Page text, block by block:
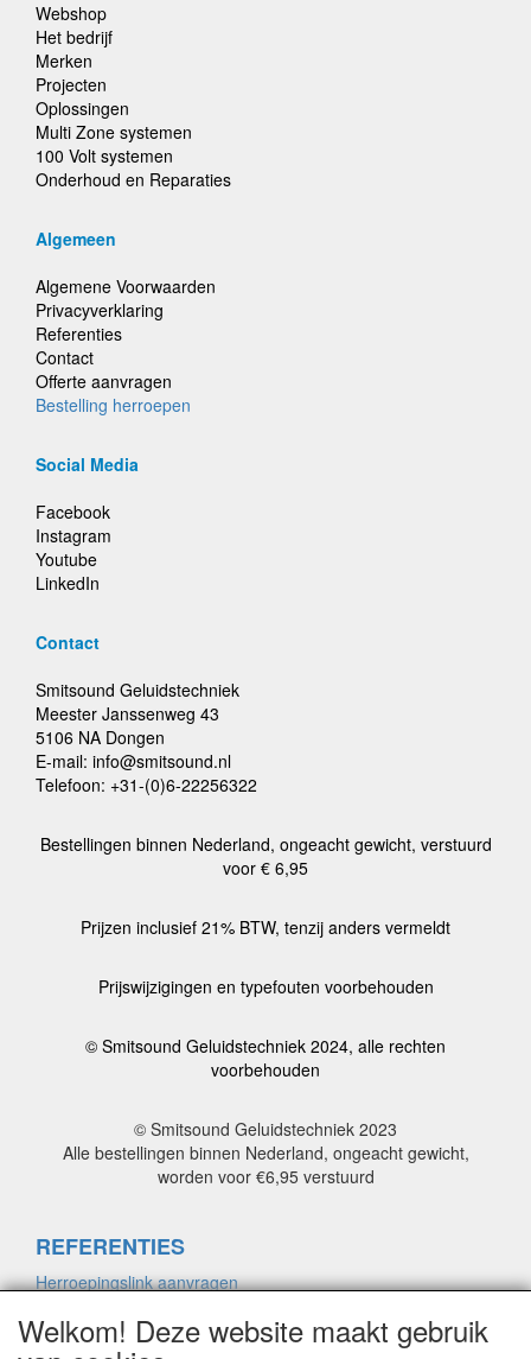
Webshop
Het bedrijf
Merken
Projecten
Oplossingen
Multi Zone systemen
100 Volt systemen
Onderhoud en Reparaties
Algemeen
Algemene Voorwaarden
Privacyverklaring
Referenties
Contact
Offerte aanvragen
Bestelling herroepen
Social Media
Facebook
Instagram
Youtube
LinkedIn
Contact
Smitsound Geluidstechniek
Meester Janssenweg 43
5106 NA Dongen
E-mail: info@smitsound.nl
Telefoon: +31-(0)6-22256322
Bestellingen binnen Nederland, ongeacht gewicht, verstuurd
voor € 6,95
Prijzen inclusief 21% BTW, tenzij anders vermeldt
Prijswijzigingen en typefouten voorbehouden
© Smitsound Geluidstechniek 2024, alle rechten
voorbehouden
© Smitsound Geluidstechniek 2023
Alle bestellingen binnen Nederland, ongeacht gewicht,
worden voor €6,95 verstuurd
REFERENTIES
Herroepingslink aanvragen
Welkom! Deze website maakt gebruik